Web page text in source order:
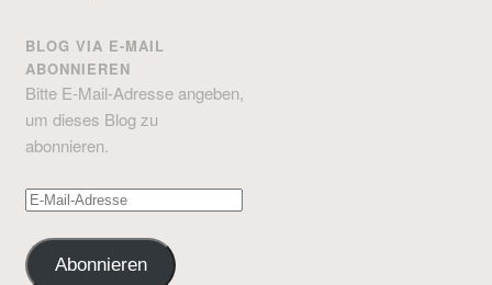
BLOG VIA E-MAIL
ABONNIEREN
Bitte E-Mail-Adresse angeben,
um dieses Blog zu
abonnieren.
E-
Adresse
Abonnieren